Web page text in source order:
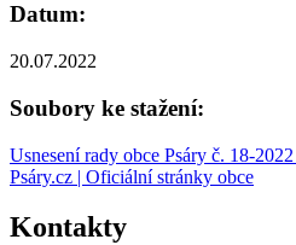
Datum:
20.07.2022
Soubory ke stažení:
Usnesení rady obce Psáry č. 18-2022
Psáry.cz | Oficiální stránky obce
Kontakty